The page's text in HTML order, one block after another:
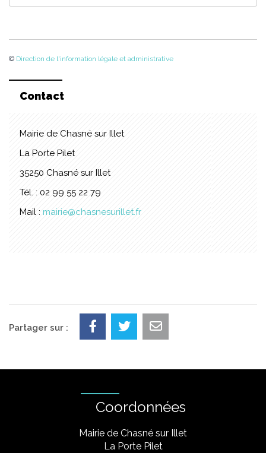
© Direction de l'information légale et administrative
Contact
Mairie de Chasné sur Illet
La Porte Pilet
35250 Chasné sur Illet
Tél. : 02 99 55 22 79
Mail : mairie@chasnesurillet.fr
Partager sur :
Coordonnées
Mairie de Chasné sur Illet
La Porte Pilet